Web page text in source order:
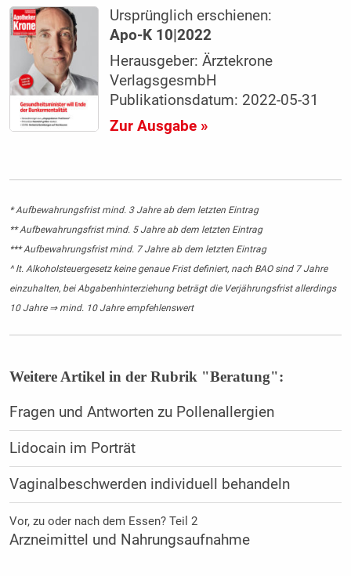
Ursprünglich erschienen:
Apo-K 10|2022
Herausgeber: Ärztekrone
VerlagsgesmbH
Publikationsdatum: 2022-05-31
Zur Ausgabe »
* Aufbewahrungsfrist mind. 3 Jahre ab dem letzten Eintrag
** Aufbewahrungsfrist mind. 5 Jahre ab dem letzten Eintrag
*** Aufbewahrungsfrist mind. 7 Jahre ab dem letzten Eintrag
^ lt. Alkoholsteuergesetz keine genaue Frist definiert, nach BAO sind 7 Jahre
einzuhalten, bei Abgabenhinterziehung beträgt die Verjährungsfrist allerdings
10 Jahre ⇒ mind. 10 Jahre empfehlenswert
Weitere Artikel in der Rubrik "Beratung":
Fragen und Antworten zu Pollenallergien
Lidocain im Porträt
Vaginalbeschwerden individuell behandeln
Vor, zu oder nach dem Essen? Teil 2
Arzneimittel und Nahrungsaufnahme